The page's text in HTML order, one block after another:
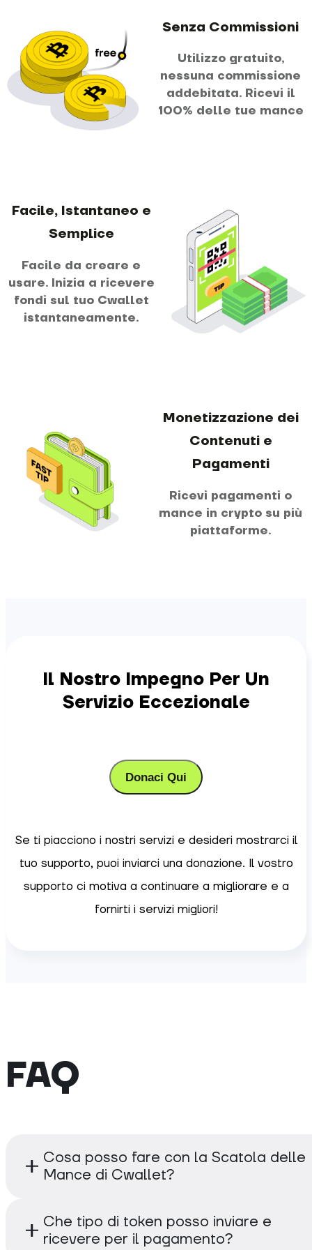
Senza Commissioni
Utilizzo gratuito,
nessuna commissione
addebitata. Ricevi il
100% delle tue mance
Facile, Istantaneo e
Semplice
Facile da creare e
usare. Inizia a ricevere
fondi sul tuo Cwallet
istantaneamente.
Monetizzazione dei
Contenuti e
Pagamenti
Ricevi pagamenti o
mance in crypto su più
piattaforme.
Il Nostro Impegno Per Un
Servizio Eccezionale
Donaci Qui
Se ti piacciono i nostri servizi e desideri mostrarci il
tuo supporto, puoi inviarci una donazione. Il vostro
supporto ci motiva a continuare a migliorare e a
fornirti i servizi migliori!
FAQ
Cosa posso fare con la Scatola delle
Mance di Cwallet?
La Scatola delle Mance di Cwallet è uno
raccolta di pagamenti multi-valuta
Che tipo di token posso inviare e
ricevere per il pagamento?